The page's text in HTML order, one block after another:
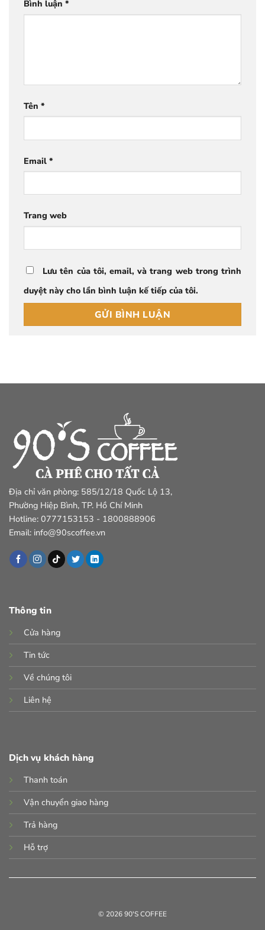
Bình luận *
Tên *
Email *
Trang web
Lưu tên của tôi, email, và trang web trong trình
duyệt này cho lần bình luận kế tiếp của tôi.
Địa chỉ văn phòng: 585/12/18 Quốc Lộ 13,
Phường Hiệp Bình, TP. Hồ Chí Minh
Hotline: 0777153153 - 1800888906
Email: info@90scoffee.vn
Thông tin
Cửa hàng
Tin tức
Về chúng tôi
Liên hệ
Dịch vụ khách hàng
Thanh toán
Vận chuyển giao hàng
Trả hàng
Hỗ trợ
© 2026 90'S COFFEE